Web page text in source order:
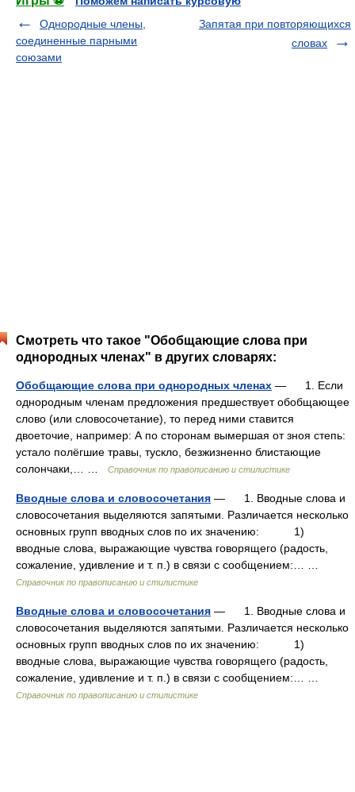
Однородные члены,
соединенные парными
союзами
Запятая при повторяющихся
словах
Смотреть что такое "Обобщающие слова при
однородных членах" в других словарях:
Обобщающие слова при однородных членах — 1. Если
однородным членам предложения предшествует обобщающее
слово (или словосочетание), то перед ними ставится
двоеточие, например: А по сторонам вымершая от зноя степь:
устало полёгшие травы, тускло, безжизненно блистающие
солончаки,… …
Справочник по правописанию и стилистике
Вводные слова и словосочетания — 1. Вводные слова и
словосочетания выделяются запятыми. Различается несколько
основных групп вводных слов по их значению: 1)
вводные слова, выражающие чувства говорящего (радость,
сожаление, удивление и т. п.) в связи с сообщением:… …
Справочник по правописанию и стилистике
Вводные слова и словосочетания — 1. Вводные слова и
словосочетания выделяются запятыми. Различается несколько
основных групп вводных слов по их значению: 1)
вводные слова, выражающие чувства говорящего (радость,
сожаление, удивление и т. п.) в связи с сообщением:… …
Справочник по правописанию и стилистике